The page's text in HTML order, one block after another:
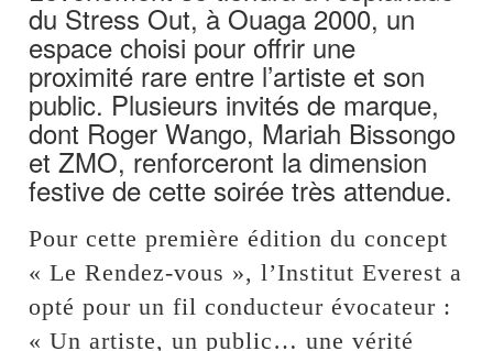
du Stress Out, à Ouaga 2000, un
espace choisi pour offrir une
proximité rare entre l’artiste et son
public. Plusieurs invités de marque,
dont Roger Wango, Mariah Bissongo
et ZMO, renforceront la dimension
festive de cette soirée très attendue.
Pour cette première édition du concept
« Le Rendez-vous », l’Institut Everest a
opté pour un fil conducteur évocateur :
« Un artiste, un public… une vérité